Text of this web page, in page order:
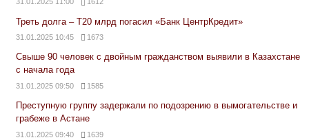
Треть долга – Т20 млрд погасил «Банк ЦентрКредит»
31.01.2025 10:45 1673
Свыше 90 человек с двойным гражданством выявили в Казахстане
с начала года
31.01.2025 09:50 1585
Преступную группу задержали по подозрению в вымогательстве и
грабеже в Астане
31.01.2025 09:40 1639